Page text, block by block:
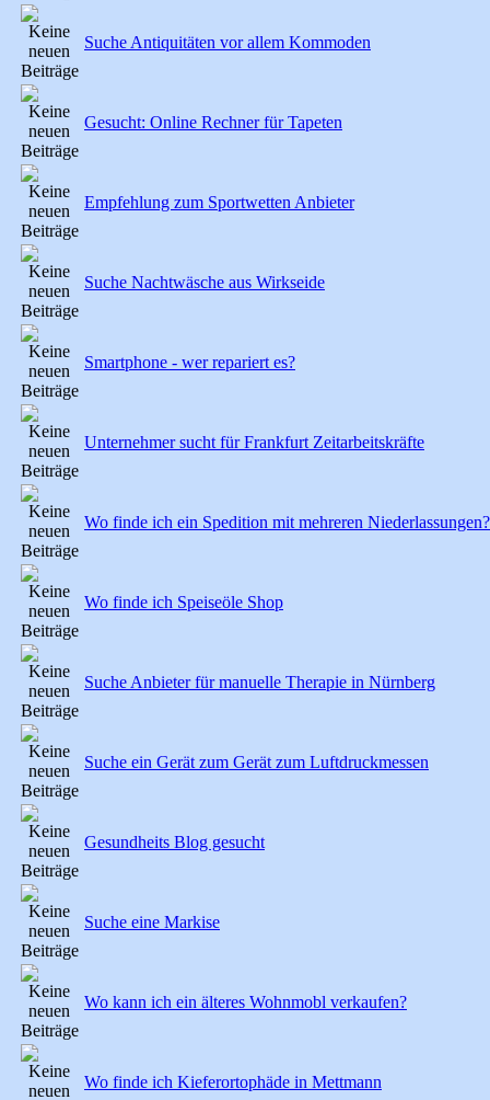
Suche Antiquitäten vor allem Kommoden
Gesucht: Online Rechner für Tapeten
Empfehlung zum Sportwetten Anbieter
Suche Nachtwäsche aus Wirkseide
Smartphone - wer repariert es?
Unternehmer sucht für Frankfurt Zeitarbeitskräfte
Wo finde ich ein Spedition mit mehreren Niederlassungen?
Wo finde ich Speiseöle Shop
Suche Anbieter für manuelle Therapie in Nürnberg
Suche ein Gerät zum Gerät zum Luftdruckmessen
Gesundheits Blog gesucht
Suche eine Markise
Wo kann ich ein älteres Wohnmobl verkaufen?
Wo finde ich Kieferortophäde in Mettmann